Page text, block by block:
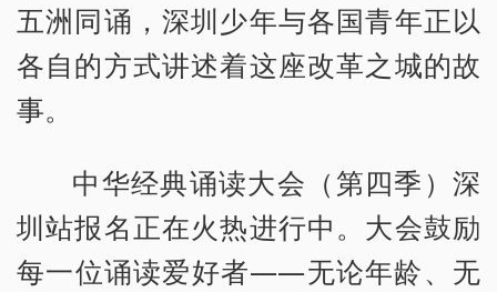
五洲同诵，深圳少年与各国青年正以
各自的方式讲述着这座改革之城的故
事。
中华经典诵读大会（第四季）深
圳站报名正在火热进行中。大会鼓励
每一位诵读爱好者——无论年龄、无